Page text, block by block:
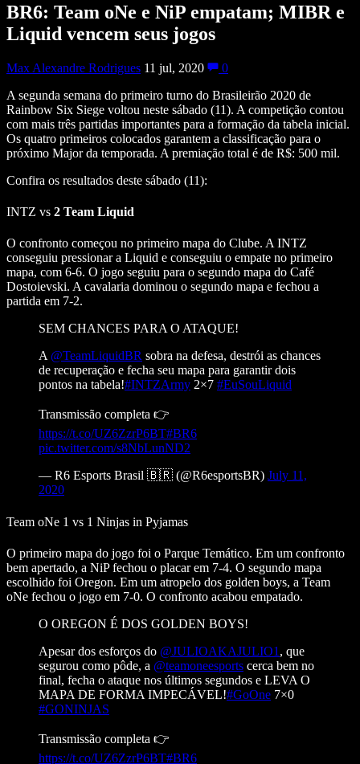
BR6: Team oNe e NiP empatam; MIBR e
Liquid vencem seus jogos
Max Alexandre Rodrigues 11 jul, 2020
0
A segunda semana do primeiro turno do Brasileirão 2020 de
Rainbow Six Siege voltou neste sábado (11). A competição contou
com mais três partidas importantes para a formação da tabela inicial.
Os quatro primeiros colocados garantem a classificação para o
próximo Major da temporada. A premiação total é de R$: 500 mil.
Confira os resultados deste sábado (11):
INTZ vs 2 Team Liquid
O confronto começou no primeiro mapa do Clube. A INTZ
conseguiu pressionar a Liquid e conseguiu o empate no primeiro
mapa, com 6-6. O jogo seguiu para o segundo mapa do Café
Dostoievski. A cavalaria dominou o segundo mapa e fechou a
partida em 7-2.
SEM CHANCES PARA O ATAQUE!
A @TeamLiquidBR sobra na defesa, destrói as chances
de recuperação e fecha seu mapa para garantir dois
pontos na tabela!#INTZArmy 2×7 #EuSouLiquid
Transmissão completa 👉
https://t.co/UZ6ZzrP6BT#BR6
pic.twitter.com/s8NbLunND2
— R6 Esports Brasil 🇧🇷 (@R6esportsBR) July 11,
2020
Team oNe 1 vs 1 Ninjas in Pyjamas
O primeiro mapa do jogo foi o Parque Temático. Em um confronto
bem apertado, a NiP fechou o placar em 7-4. O segundo mapa
escolhido foi Oregon. Em um atropelo dos golden boys, a Team
oNe fechou o jogo em 7-0. O confronto acabou empatado.
O OREGON É DOS GOLDEN BOYS!
Apesar dos esforços do @JULIOAKAJULIO1 , que
segurou como pôde, a @teamoneesports cerca bem no
final, fecha o ataque nos últimos segundos e LEVA O
MAPA DE FORMA IMPECÁVEL!#GoOne 7×0
#GONINJAS
Transmissão completa 👉
https://t.co/UZ6ZzrP6BT#BR6